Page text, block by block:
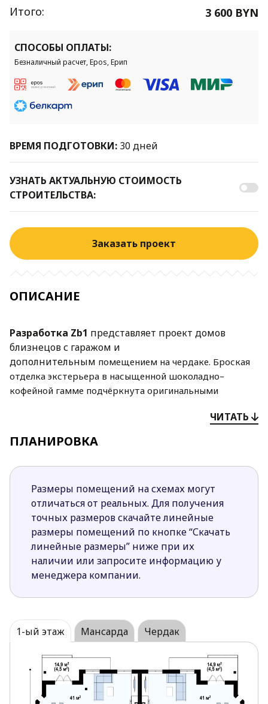
Итого: 3 600 BYN
СПОСОБЫ ОПЛАТЫ:
Безналичный расчет, Epos, Ерип
ВРЕМЯ ПОДГОТОВКИ: 30 дней
УЗНАТЬ АКТУАЛЬНУЮ СТОИМОСТЬ
СТРОИТЕЛЬСТВА:
Заказать проект
ОПИСАНИЕ
Разработка Zb1 представляет проект домов
близнецов с гаражом и
дополнительным помещением на чердаке. Броская
отделка экстерьера в насыщенной шоколадно–
кофейной гамме подчёркнута оригинальными
оформленная входная группа, изящный
общего впечатления роскошного особняка.
На первом уровне сформирована дневная
зона:гостиная через зону столовой плавно переходит
в частично закрытую кухню. Общеевпечатление
большого открытого пространства поддерживает
примыкающая терраса.
Три спальни с балконами и кабинет устроены на
втором этаже. В чердачном помещениивладельцы
могут оборудовать то, что им необходимо (оно
оставлено как резервное).
Цена указана за оба сегмента дома.
ЧИТАТЬ
ПЛАНИРОВКА
Размеры помещений на схемах могут
отличаться от реальных. Для получения
точных размеров скачайте линейные
размеры помещений по кнопке “Скачать
линейные размеры” ниже при их
наличии или запросите информацию у
менеджера компании.
1-ый этаж Мансарда Чердак